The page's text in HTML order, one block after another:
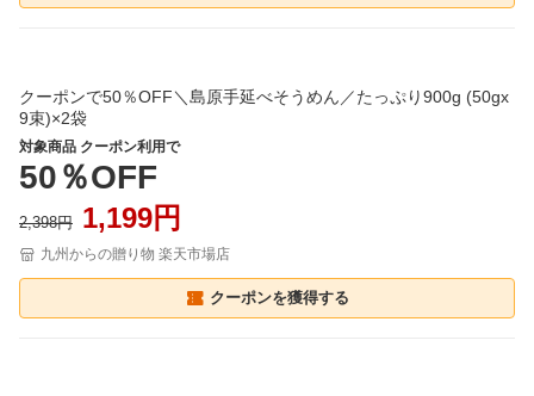
クーポンで50％OFF＼島原手延べそうめん／たっぷり900g (50gx
9束)×2袋
対象商品 クーポン利用で
50％OFF
2,398円 1,199円
九州からの贈り物 楽天市場店
クーポンを獲得する